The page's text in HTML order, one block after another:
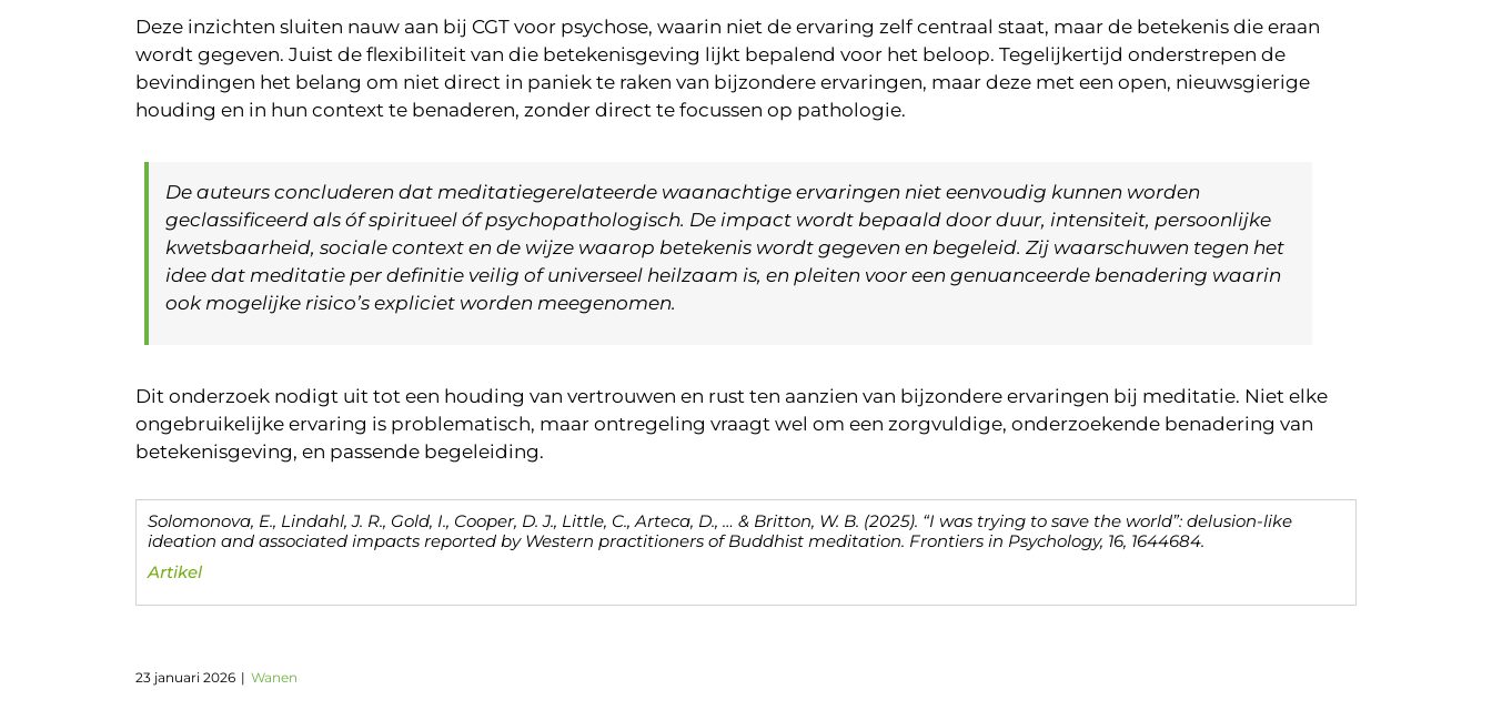
Deze inzichten sluiten nauw aan bij CGT voor psychose, waarin niet de ervaring zelf centraal staat, maar de betekenis die eraan
wordt gegeven. Juist de flexibiliteit van die betekenisgeving lijkt bepalend voor het beloop. Tegelijkertijd onderstrepen de
bevindingen het belang om niet direct in paniek te raken van bijzondere ervaringen, maar deze met een open, nieuwsgierige
houding en in hun context te benaderen, zonder direct te focussen op pathologie.
De auteurs concluderen dat meditatiegerelateerde waanachtige ervaringen niet eenvoudig kunnen worden
geclassificeerd als óf spiritueel óf psychopathologisch. De impact wordt bepaald door duur, intensiteit, persoonlijke
kwetsbaarheid, sociale context en de wijze waarop betekenis wordt gegeven en begeleid. Zij waarschuwen tegen het
idee dat meditatie per definitie veilig of universeel heilzaam is, en pleiten voor een genuanceerde benadering waarin
ook mogelijke risico’s expliciet worden meegenomen.
Dit onderzoek nodigt uit tot een houding van vertrouwen en rust ten aanzien van bijzondere ervaringen bij meditatie. Niet elke
ongebruikelijke ervaring is problematisch, maar ontregeling vraagt wel om een zorgvuldige, onderzoekende benadering van
betekenisgeving, en passende begeleiding.
Solomonova, E., Lindahl, J. R., Gold, I., Cooper, D. J., Little, C., Arteca, D., … & Britton, W. B. (2025). “I was trying to save the world”: delusion-like
ideation and associated impacts reported by Western practitioners of Buddhist meditation. Frontiers in Psychology, 16, 1644684.
Artikel
23 januari 2026 | Wanen